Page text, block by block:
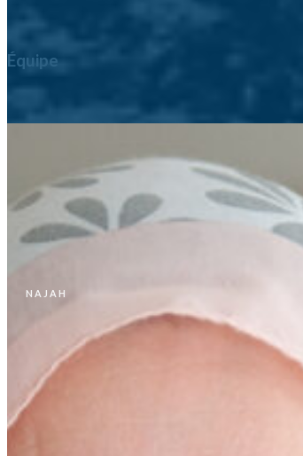
Équipe
Avec ma formation en ingénierie et mon
expérience pratique de la construction, je
travaille avec notre équipe pour réaliser des
dessins clairs et précis pour chaque projet.
NAJAH